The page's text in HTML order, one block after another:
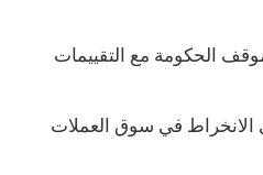
الحكومة مع التقييمات
الانخراط في سوق العملات